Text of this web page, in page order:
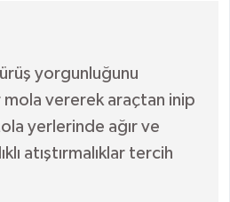
yorgunluğunu
vererek araçtan inip
yerlerinde ağır ve
atıştırmalıklar tercih